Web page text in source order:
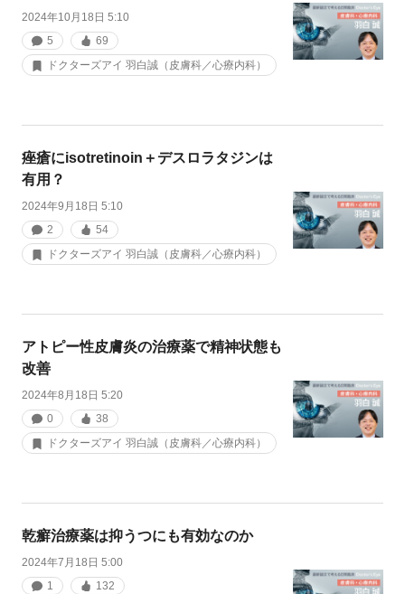
2024年10月18日 5:10
5
69
ドクターズアイ 羽白誠（皮膚科／心療内科）
痤瘡にisotretinoin＋デスロラタジンは
有用？
2024年9月18日 5:10
2
54
ドクターズアイ 羽白誠（皮膚科／心療内科）
アトピー性皮膚炎の治療薬で精神状態も
改善
2024年8月18日 5:20
0
38
ドクターズアイ 羽白誠（皮膚科／心療内科）
乾癬治療薬は抑うつにも有効なのか
2024年7月18日 5:00
1
132